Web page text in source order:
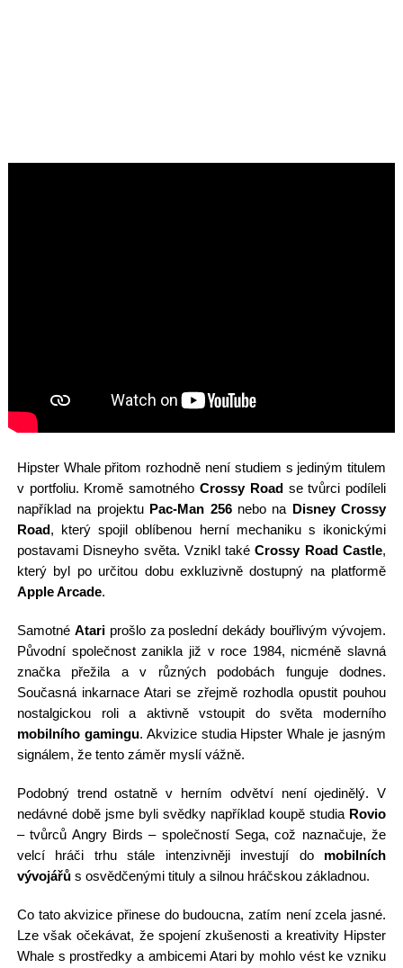
Hipster Whale přitom rozhodně není studiem s jediným titulem
v portfoliu. Kromě samotnéhoCrossy Roadse tvůrci podíleli
například na projektu Pac-Man 256nebo na Disney Crossy
Road, který spojil oblíbenou herní mechaniku s ikonickými
postavami Disneyho světa. Vznikl takéCrossy Road Castle,
který byl po určitou dobu exkluzivně dostupný na platformě
Apple Arcade.
Samotné Atariprošlo za poslední dekády bouřlivým vývojem.
Původní společnost zanikla již v roce 1984, nicméně slavná
značka přežila a v různých podobách funguje dodnes.
Současná inkarnace Atari se zřejmě rozhodla opustit pouhou
nostalgickou roli a aktivně vstoupit do světa moderního
mobilního gamingu. Akvizice studia Hipster Whale je jasným
signálem, že tento záměr myslí vážně.
Podobný trend ostatně v herním odvětví není ojedinělý. V
nedávné době jsme byli svědky například koupě studia Rovio
– tvůrců Angry Birds – společností Sega, což naznačuje, že
velcí hráči trhu stále intenzivněji investují do mobilních
vývojářůs osvědčenými tituly a silnou hráčskou základnou.
Co tato akvizice přinese do budoucna, zatím není zcela jasné.
Lze však očekávat, že spojení zkušenosti a kreativity Hipster
Whale s prostředky a ambicemi Atari by mohlo vést ke vzniku